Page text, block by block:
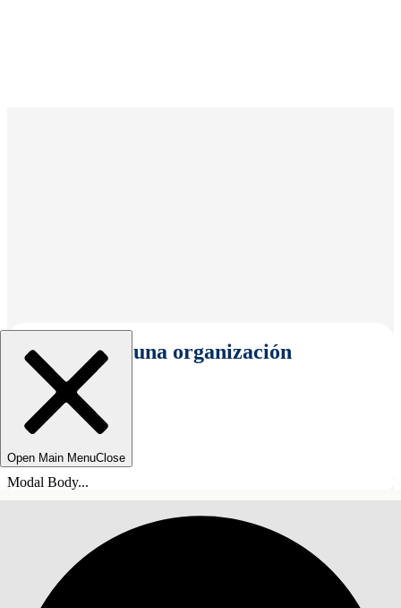
Seleccionar una organización
Open Main MenuClose
Modal Body...